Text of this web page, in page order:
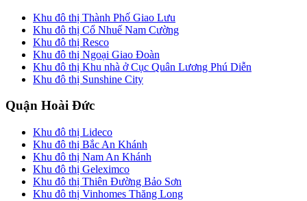
Khu đô thị Thành Phố Giao Lưu
Khu đô thị Cổ Nhuế Nam Cường
Khu đô thị Resco
Khu đô thị Ngoại Giao Đoàn
Khu đô thị Khu nhà ở Cục Quân Lương Phú Diễn
Khu đô thị Sunshine City
Quận Hoài Đức
Khu đô thị Lideco
Khu đô thị Bắc An Khánh
Khu đô thị Nam An Khánh
Khu đô thị Geleximco
Khu đô thị Thiên Đường Bảo Sơn
Khu đô thị Vinhomes Thăng Long